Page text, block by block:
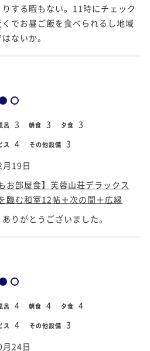
する暇もない。11時にチェック
でお昼ご飯を食べられるし地域
ないか。
呂 3 朝食 3 夕食 3
ス 4 その他設備 3
19日
お部屋食】芙蓉山荘デラックス
臨む和室12帖＋次の間＋広縁
りがとうございました。
呂 4 朝食 4 夕食 4
ス 4 その他設備 3
24日